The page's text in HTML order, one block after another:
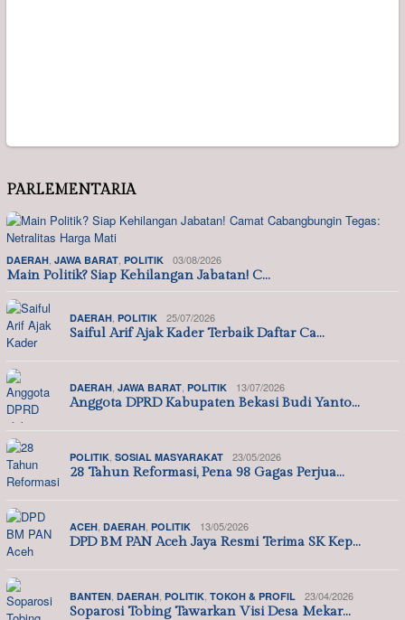
PARLEMENTARIA
DAERAH JAWA BARAT POLITIK 03/08/2026
Main Politik? Siap Kehilangan Jabatan! C…
DAERAH POLITIK 25/07/2026
Saiful Arif Ajak Kader Terbaik Daftar Ca…
DAERAH JAWA BARAT POLITIK 13/07/2026
Anggota DPRD Kabupaten Bekasi Budi Yanto…
POLITIK SOSIAL MASYARAKAT 23/05/2026
28 Tahun Reformasi, Pena 98 Gagas Perjua…
ACEH DAERAH POLITIK 13/05/2026
DPD BM PAN Aceh Jaya Resmi Terima SK Kep…
BANTEN DAERAH POLITIK TOKOH & PROFIL 23/04/2026
Soparosi Tobing Tawarkan Visi Desa Mekar…